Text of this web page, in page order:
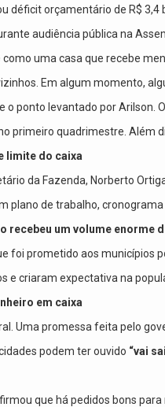
déficit orçamentário de R$
audiência pública na
uma casa que recebe
Em algum momento,
o ponto levantado por Arilson.
primeiro quadrimestre. Além
limite do caixa
da Fazenda, Norberto
plano de trabalho,
recebeu um volume enorme
foi prometido aos municípios
e criaram expectativa na
em caixa
Uma promessa feita pelo
podem ter ouvido “vai
que há pedidos bons